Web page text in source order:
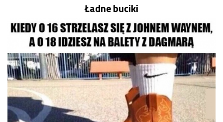
Ładne buciki